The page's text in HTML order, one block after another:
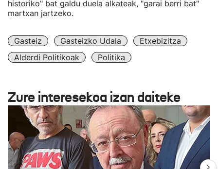
historiko" bat galdu duela alkateak, "garai berri bat"
martxan jartzeko.
Gasteiz Gasteizko Udala
Etxebizitza
Alderdi Politikoak
Politika
Zure interesekoa izan daiteke